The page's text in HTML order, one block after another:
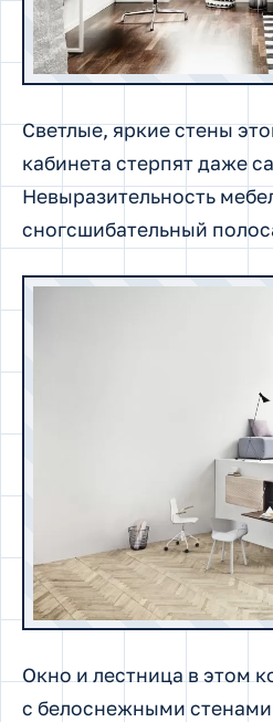
Светлые, яркие стены
кабинета стерпят даже
Невыразительность
сногсшибательный
Окно и лестница в этом
с белоснежными